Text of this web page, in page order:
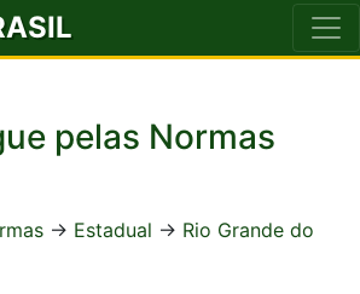
pelas Normas
-> Estadual -> Rio Grande do